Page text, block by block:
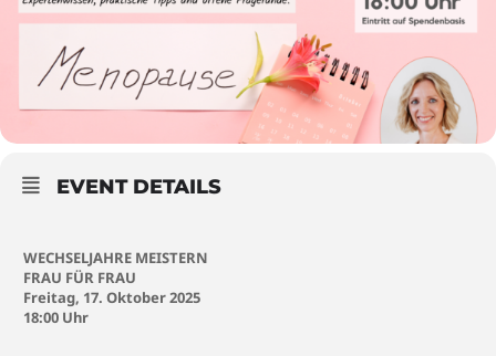
EVENT DETAILS
WECHSELJAHRE MEISTERN
FRAU FÜR FRAU
Freitag, 17. Oktober 2025
18:00 Uhr